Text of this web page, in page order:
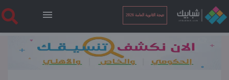
نتيجة الثانوية العامة 2026
الرئيسية